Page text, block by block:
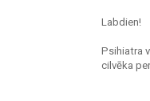
Labdien!
Psihiatra
cilvēka